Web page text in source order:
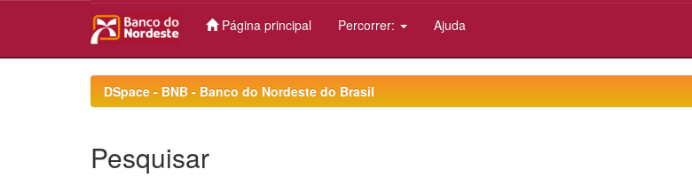
Página principal Percorrer: Ajuda
DSpace - BNB - Banco do Nordeste do Brasil
Pesquisar